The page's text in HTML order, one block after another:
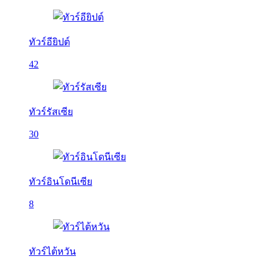
ทัวร์อียิปต์
42
ทัวร์รัสเซีย
30
ทัวร์อินโดนีเซีย
8
ทัวร์ไต้หวัน